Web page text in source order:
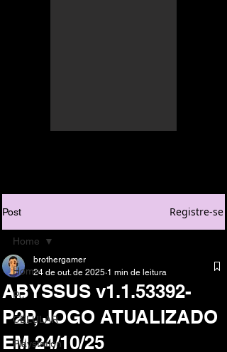
Post Registre-se
Home
Pc
CELULAR
Playstation
Home
ABYSSUS v1.1.53392-
P2P, JOGO ATUALIZADO
EM 24/10/25
brothergamer
24 de out. de 2025 1 min de leitura